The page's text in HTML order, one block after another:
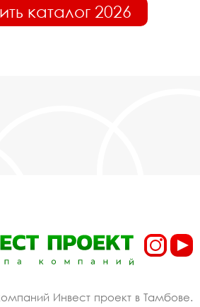
каталог 2026
Инвест проект в Тамбове.